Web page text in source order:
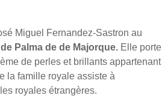
Miguel Fernandez-Sastron au
Palma de de Majorque. Elle porte
de perles et brillants appartenant
la famille royale assiste à
royales étrangères.